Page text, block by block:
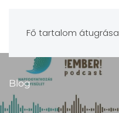
Fő tartalom átugrása
Blog